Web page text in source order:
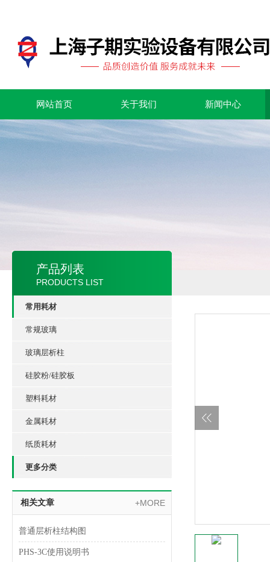
网站首页 关于我们 新闻中心
产品列表
PRODUCTS LIST
常用耗材
常规玻璃
玻璃层析柱
硅胶粉/硅胶板
塑料耗材
金属耗材
纸质耗材
更多分类
相关文章 +MORE
普通层析柱结构图
PHS-3C使用说明书